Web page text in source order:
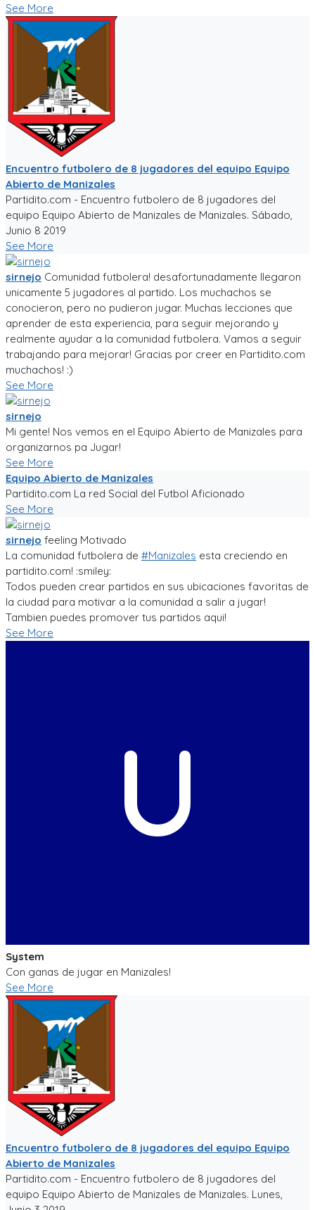
See More
Encuentro futbolero de 8 jugadores del equipo Equipo
Abierto de Manizales
Partidito.com - Encuentro futbolero de 8 jugadores del
equipo Equipo Abierto de Manizales de Manizales. Sábado,
Junio 8 2019
See More
sirnejo Comunidad futbolera! desafortunadamente llegaron
unicamente 5 jugadores al partido. Los muchachos se
conocieron, pero no pudieron jugar. Muchas lecciones que
aprender de esta experiencia, para seguir mejorando y
realmente ayudar a la comunidad futbolera. Vamos a seguir
trabajando para mejorar! Gracias por creer en Partidito.com
muchachos! :)
See More
sirnejo
Mi gente! Nos vemos en el Equipo Abierto de Manizales para
organizarnos pa Jugar!
See More
Equipo Abierto de Manizales
Partidito.com La red Social del Futbol Aficionado
See More
sirnejo feeling Motivado
La comunidad futbolera de #Manizales esta creciendo en
partidito.com! :smiley:
Todos pueden crear partidos en sus ubicaciones favoritas de
la ciudad para motivar a la comunidad a salir a jugar!
Tambien puedes promover tus partidos aqui!
See More
U
System
Con ganas de jugar en Manizales!
See More
Encuentro futbolero de 8 jugadores del equipo Equipo
Abierto de Manizales
Partidito.com - Encuentro futbolero de 8 jugadores del
equipo Equipo Abierto de Manizales de Manizales. Lunes,